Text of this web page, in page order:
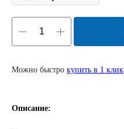
Можно быстро купить в 1 клик
Описание: